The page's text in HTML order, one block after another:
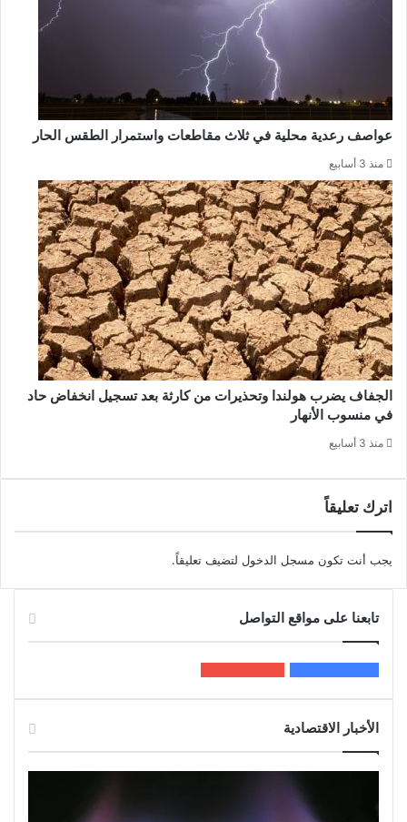
عواصف رعدية محلية في ثلاث مقاطعات واستمرار الطقس الحار
منذ 3 أسابيع
الجفاف يضرب هولندا وتحذيرات من كارثة بعد تسجيل انخفاض حاد
في منسوب الأنهار
منذ 3 أسابيع
اترك تعليقاً
يجب أنت تكون مسجل الدخول لتضيف تعليقاً.
تابعنا على مواقع التواصل
الأخبار الاقتصادية